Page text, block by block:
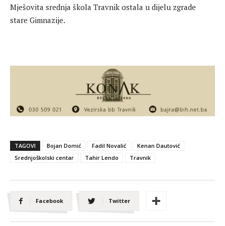
Mješovita srednja škola Travnik ostala u dijelu zgrade
stare Gimnazije.
TAGOVI Bojan Domić Fadil Novalić
Kenan Dautović
Srednjoškolski centar
Tahir Lendo Travnik
Facebook Twitter